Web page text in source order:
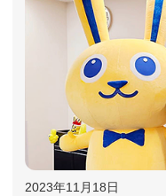
2023年11月18日